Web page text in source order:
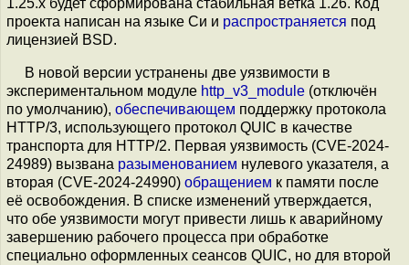
1.25.x будет сформирована стабильная ветка 1.26. Код
проекта написан на языке Си и распространяется под
лицензией BSD.
В новой версии устранены две уязвимости в
экспериментальном модуле http_v3_module (отключён
по умолчанию), обеспечивающем поддержку протокола
HTTP/3, использующего протокол QUIC в качестве
транспорта для HTTP/2. Первая уязвимость (CVE-2024-
24989) вызвана разыменованием нулевого указателя, а
вторая (CVE-2024-24990) обращением к памяти после
её освобождения. В списке изменений утверждается,
что обе уязвимости могут привести лишь к аварийному
завершению рабочего процесса при обработке
специально оформленных сеансов QUIC, но для второй